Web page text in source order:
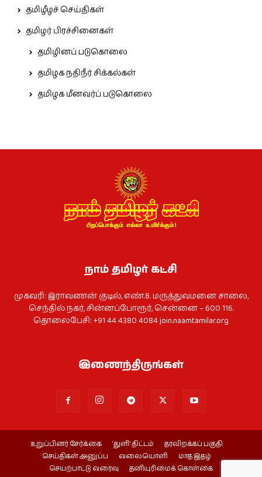
தமிழீழச் செய்திகள்
தமிழர் பிரச்சினைகள்
தமிழினப் படுகொலை
தமிழக நதிநீர் சிக்கல்கள்
தமிழக மீனவர்ப் படுகொலை
நாம் தமிழர் கட்சி
முகவரி: இராவணன் குடில், எண்.8. மருத்துவமனை சாலை,
செந்தில் நகர், சின்னப்போரூர், சென்னை – 600 116.
தொலைபேசி: +91 44 4380 4084join.naamtamilar.org
இணைந்திருங்கள்
உறுப்பினர் சேர்க்கை ‘துளி’ திட்டம்
தரவிறக்கப் பகுதி
செய்திகள் அனுப்ப
வலையொளி
மாத இதழ்
செயற்பாட்டு வரைவு
தனியுரிமைக் கொள்கை